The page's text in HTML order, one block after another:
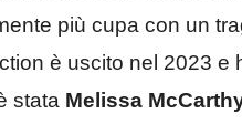
più cupa con un
è uscito nel 2023
stata Melissa